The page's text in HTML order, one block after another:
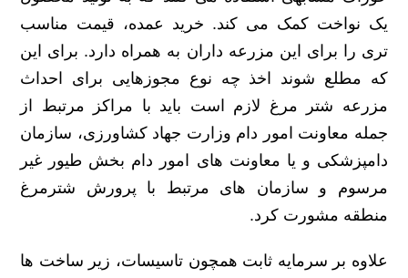
یک نواخت کمک می کند. خرید عمده، قیمت مناسب
تری را برای این مزرعه داران به همراه دارد. برای این
که مطلع شوند اخذ چه نوع مجوزهایی برای احداث
مزرعه شتر مرغ لازم است باید با مراکز مرتبط از
جمله معاونت امور دام وزارت جهاد کشاورزی، سازمان
دامپزشکی و یا معاونت های امور دام بخش طیور غیر
مرسوم و سازمان های مرتبط با پرورش شترمرغ
منطقه مشورت کرد.
علاوه بر سرمایه ثابت همچون تاسیسات، زیر ساخت ها